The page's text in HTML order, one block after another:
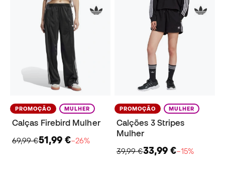
PROMOÇÃO MULHER
Calças Firebird Mulher
69,99 €51,99 €−26%
PROMOÇÃO MULHER
Calções 3 Stripes
Mulher
39,99 €33,99 €−15%